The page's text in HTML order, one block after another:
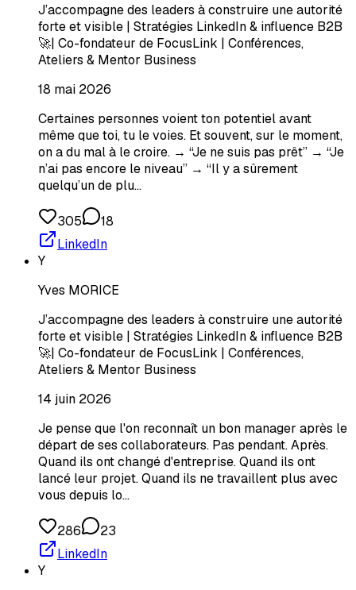
J’accompagne des leaders à construire une autorité
forte et visible | Stratégies LinkedIn & influence B2B
🚀| Co-fondateur de FocusLink | Conférences,
Ateliers & Mentor Business
18 mai 2026
Certaines personnes voient ton potentiel avant
même que toi, tu le voies. Et souvent, sur le moment,
on a du mal à le croire. → “Je ne suis pas prêt” → “Je
n’ai pas encore le niveau” → “Il y a sûrement
quelqu’un de plu…
305
18
LinkedIn
Y
Yves MORICE
J’accompagne des leaders à construire une autorité
forte et visible | Stratégies LinkedIn & influence B2B
🚀| Co-fondateur de FocusLink | Conférences,
Ateliers & Mentor Business
14 juin 2026
Je pense que l'on reconnaît un bon manager après le
départ de ses collaborateurs. Pas pendant. Après.
Quand ils ont changé d'entreprise. Quand ils ont
lancé leur projet. Quand ils ne travaillent plus avec
vous depuis lo…
286
23
LinkedIn
Y